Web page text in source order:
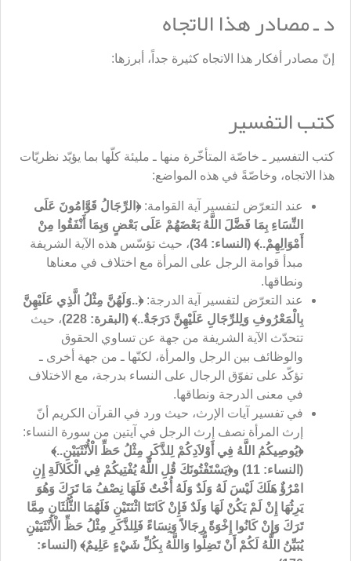
د ـ مصادر هذا الاتجاه
إنّ مصادر أفكار هذا الاتجاه كثيرة جداً، أبرزها:
كتب التفسير
كتب التفسير ـ خاصّة المتأخّرة منها ـ مليئة كلّها بما يؤيّد نظريّات
هذا الاتجاه، وخاصّةً في هذه المواضع:
عند التعرّض لتفسير آية القوامة:﴿ الرِّجَالُ قَوَّامُونَ عَلَى
النِّسَاءِ بِمَا فَضَّلَ اللَّهُ بَعْضَهُمْ عَلَى بَعْضٍ وَبِمَا أَنْفَقُوا مِنْ
أَمْوَالِهِمْ..﴾ (النساء: 34)
، حيث تؤسّس هذه الآية الشريفة
مبدأ قوامة الرجل على المرأة مع اختلاف في معناها
ونطاقها.
عند التعرّض لتفسير آية الدرجة:﴿..وَلَهُنَّ مِثْلُ الَّذِي عَلَيْهِنَّ
بِالْمَعْرُوفِ وَلِلرِّجَالِ عَلَيْهِنَّ دَرَجَةٌ..﴾ (البقرة: 228)
، حيث
تتحدّث الآية الشريفة من جهة عن تساوي الحقوق
والوظائف بين الرجل والمرأة، لكنّها ـ من جهة أخرى ـ
تؤكّد على تفوّق الرجال على النساء بدرجة، مع الاختلاف
في معنى الدرجة ونطاقها.
في تفسير آيات الإرث، حيث ورد في القرآن الكريم أنّ
إرث المرأة نصف إرث الرجل في آيتين من سورة النساء:
﴿يُوصِيكُمُ اللَّهُ فِي أَوْلاَدِكُمْ لِلذَّكَرِ مِثْلُ حَظِّ الْأُنْثَيَيْنِ..﴾
(النساء: 11) و﴿
يَسْتَفْتُونَكَ قُلِ اللَّهُ يُفْتِيكُمْ فِي الْكَلاَلَةِ إِنِ
امْرُؤٌ هَلَكَ لَيْسَ لَهُ وَلَدٌ وَلَهُ أُخْتٌ فَلَهَا نِصْفُ مَا تَرَكَ وَهُوَ
يَرِثُهَا إِنْ لَمْ يَكُنْ لَهَا وَلَدٌ فَإِنْ كَانَتَا اثْنَتَيْنِ فَلَهُمَا الثُّلُثَانِ مِمَّا
تَرَكَ وَإِنْ كَانُوا إِخْوَةً رِجَالاً وَنِسَاءً فَلِلذَّكَرِ مِثْلُ حَظِّ الْأُنْثَيَيْنِ
يُبَيِّنُ اللَّهُ لَكُمْ أَنْ تَضِلُّوا وَاللَّهُ بِكُلِّ شَيْءٍ عَلِيمٌ﴾ (النساء: